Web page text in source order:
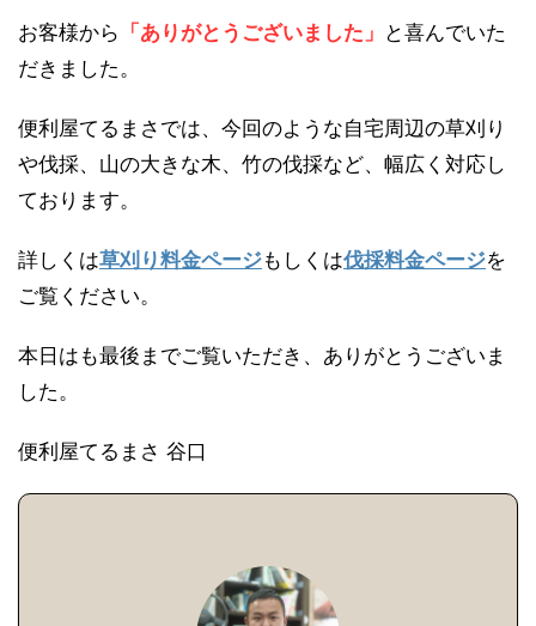
お客様から 「ありがとうございました」 と喜んでいた
だきました。
便利屋てるまさでは、今回のような自宅周辺の草刈り
や伐採、山の大きな木、竹の伐採など、幅広く対応し
ております。
詳しくは草刈り料金ページもしくは伐採料金ページを
ご覧ください。
本日はも最後までご覧いただき、ありがとうございま
した。
便利屋てるまさ 谷口